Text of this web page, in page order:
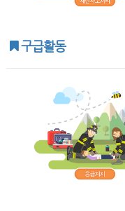
구급활동